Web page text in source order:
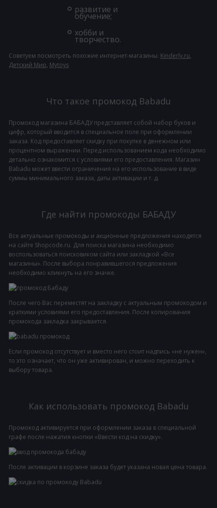
развитие и
обучение;
хобби и
творчество.
Советуем посмотреть похожие интернет-магазины: Kinderly.ru,
Детский Мир, Mytoys
Что такое промокод Babadu
Промокод магазина БАБАДУ представляет собой набор буков и
цифр, который вводится в специальное поле при оформлении
заказа. Код предоставляет скидку при покупке в денежном или
процентном выражении. Перед использованием кода необходимо
детально ознакомится с условиями его предоставления. Магазин
Babadu может ввести ограничения на его использование в виде
суммы минимального заказа, даты активации и т. д.
Где найти промокоды БАБАДУ
Все актуальные промокоды и акционные предложения находятся
на сайте Shopcode.ru. Для поиска магазина необходимо
воспользоваться поисковиком сайта или закладкой «Все
магазины». После выбора понравившегося предложения
необходимо кликнуть на его значке.
После чего Вас переместят на закладку с актуальным промокодом и
краткими условиями его предоставления. После копирования
промокода закладка закрывается.
Если промокод отсутствует и вместо него стоит надпись «не нужен»,
то это означает, что он уже активирован, и можно переходить к
выбору товара.
Как использовать промокод Babadu
Промокод активируется при оформлении заказа в специальной
графе после нажатия кнопки «Ввести код на скидку».
После активации в корзине заказа будет указана новая цена товара.